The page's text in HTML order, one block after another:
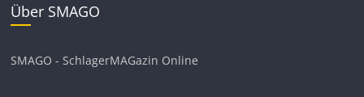
Über SMAGO
SMAGO - SchlagerMAGazin Online